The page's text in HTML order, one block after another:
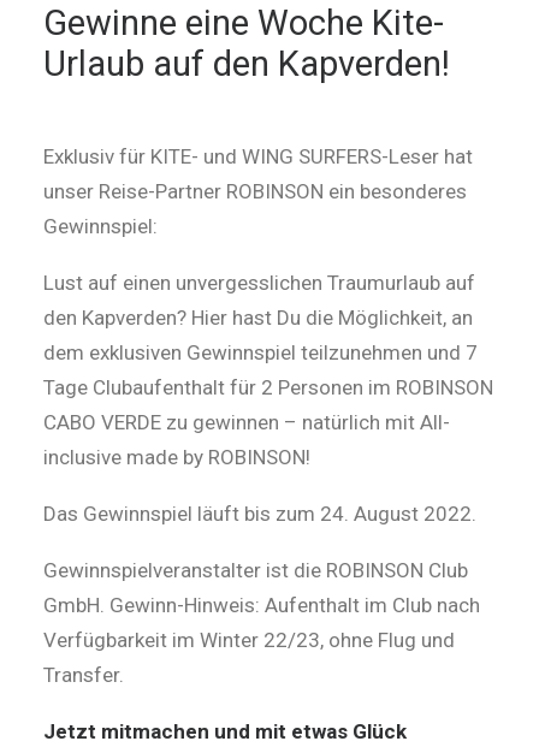
Gewinne eine Woche Kite-
Urlaub auf den Kapverden!
Exklusiv für KITE- und WING SURFERS-Leser hat
unser Reise-Partner ROBINSON ein besonderes
Gewinnspiel:
Lust auf einen unvergesslichen Traumurlaub auf
den Kapverden? Hier hast Du die Möglichkeit, an
dem exklusiven Gewinnspiel teilzunehmen und 7
Tage Clubaufenthalt für 2 Personen im ROBINSON
CABO VERDE zu gewinnen – natürlich mit All-
inclusive made by ROBINSON!
Das Gewinnspiel läuft bis zum 24. August 2022.
Gewinnspielveranstalter ist die ROBINSON Club
GmbH. Gewinn-Hinweis: Aufenthalt im Club nach
Verfügbarkeit im Winter 22/23, ohne Flug und
Transfer.
Jetzt mitmachen und mit etwas Glück